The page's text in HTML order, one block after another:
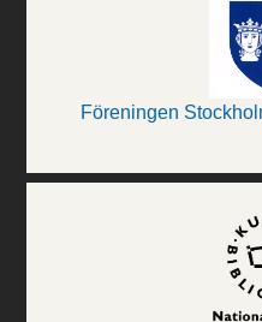
Föreningen